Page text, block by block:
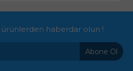
haberdar olun !
Abone Ol